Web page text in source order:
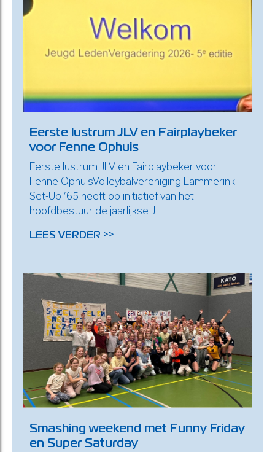
Eerste lustrum JLV en Fairplaybeker
voor Fenne Ophuis
Eerste lustrum JLV en Fairplaybeker voor
Fenne OphuisVolleybalvereniging Lammerink
Set-Up ’65 heeft op initiatief van het
hoofdbestuur de jaarlijkse J...
LEES VERDER >>
Smashing weekend met Funny Friday
en Super Saturday